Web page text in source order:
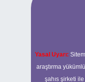
Yasal Uyarı:
araştırma
şahıs şirketi